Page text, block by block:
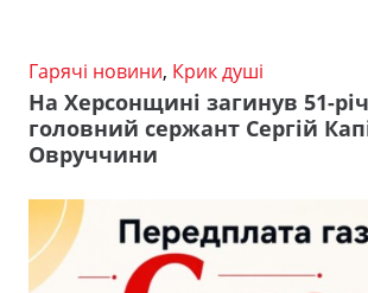
Гарячі новини, Крик душі
На Херсонщині загинув 51-
головний сержант Сергій
Овруччини